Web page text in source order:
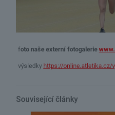
foto naše externí fotogalerie
výsledky https://online.atletika.cz/
Související články